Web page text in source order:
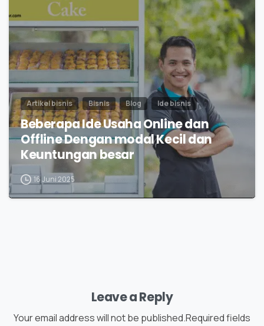
Artikel bisnis Bisnis Blog Ide bisnis
Beberapa Ide Usaha Online dan
Offline Dengan modal Kecil dan
Keuntungan besar
16 Juni 2025
Leave a Reply
Your email address will not be published.Required fields